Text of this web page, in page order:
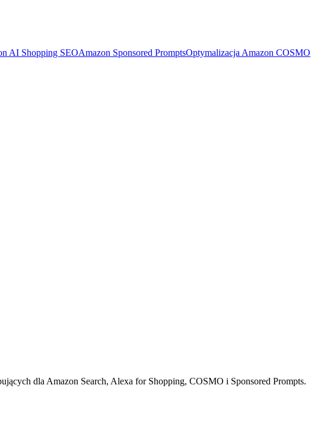
AI Shopping SEOAmazon Sponsored PromptsOptymalizacja Amazon COSMO
dla Amazon Search, Alexa for Shopping, COSMO i Sponsored Prompts.